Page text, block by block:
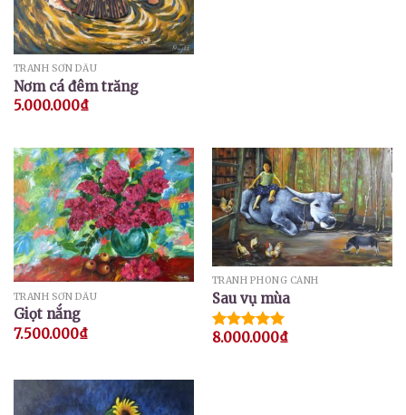
TRANH SƠN DẦU
Nơm cá đêm trăng
5.000.000₫
TRANH SƠN DẦU
Giọt nắng
7.500.000₫
TRANH PHONG CẢNH
Sau vụ mùa
Được xếp
8.000.000₫